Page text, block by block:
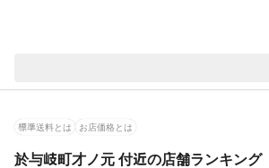
標準送料とは お店価格とは
於与岐町才ノ元 付近の店舗ランキング